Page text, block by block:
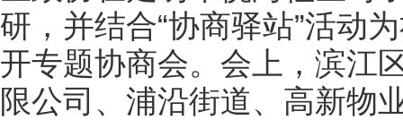
研，并结合“协商驿站”活动
开专题协商会。会上，滨江
限公司、浦沿街道、高新物